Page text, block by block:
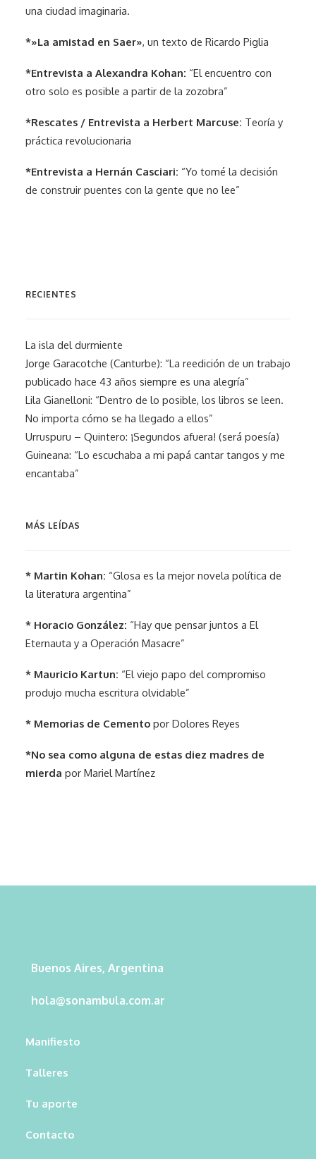
una ciudad imaginaria.
*»La amistad en Saer», un texto de Ricardo Piglia
*Entrevista a Alexandra Kohan: “El encuentro con
otro solo es posible a partir de la zozobra”
*Rescates / Entrevista a Herbert Marcuse: Teoría y
práctica revolucionaria
*Entrevista a Hernán Casciari: “Yo tomé la decisión
de construir puentes con la gente que no lee”
RECIENTES
La isla del durmiente
Jorge Garacotche (Canturbe): “La reedición de un trabajo
publicado hace 43 años siempre es una alegría”
Lila Gianelloni: “Dentro de lo posible, los libros se leen.
No importa cómo se ha llegado a ellos”
Urruspuru – Quintero: ¡Segundos afuera! (será poesía)
Guineana: “Lo escuchaba a mi papá cantar tangos y me
encantaba”
MÁS LEÍDAS
* Martin Kohan: “Glosa es la mejor novela política de
la literatura argentina”
* Horacio González: “Hay que pensar juntos a El
Eternauta y a Operación Masacre”
* Mauricio Kartun: “El viejo papo del compromiso
produjo mucha escritura olvidable”
* Memorias de Cemento por Dolores Reyes
*No sea como alguna de estas diez madres de
mierda por Mariel Martínez
Buenos Aires, Argentina
hola@sonambula.com.ar
Manifiesto
Talleres
Tu aporte
Contacto